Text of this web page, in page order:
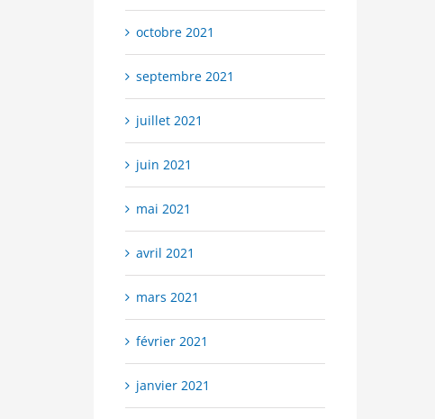
octobre 2021
septembre 2021
juillet 2021
juin 2021
mai 2021
avril 2021
mars 2021
février 2021
janvier 2021